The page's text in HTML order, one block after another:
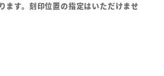
ます。刻印位置の指定はいただけませ